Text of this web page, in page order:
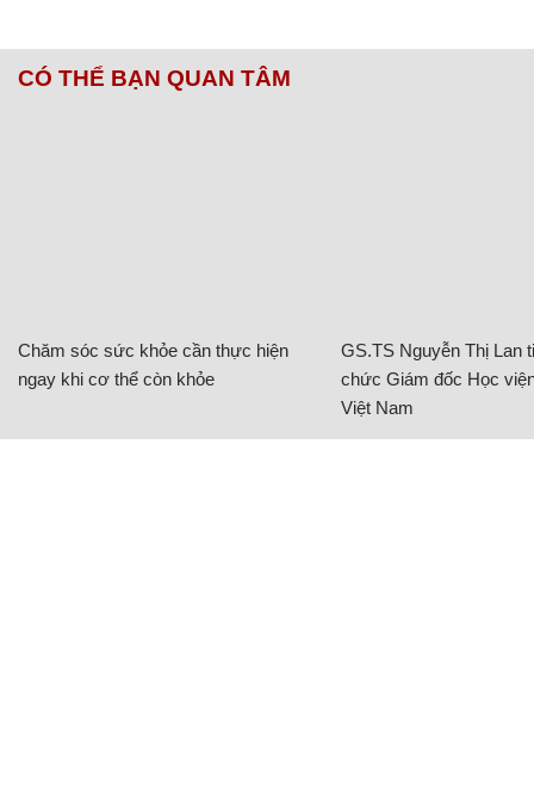
CÓ THỂ BẠN QUAN TÂM
Chăm sóc sức khỏe cần thực hiện
ngay khi cơ thể còn khỏe
GS.TS Nguyễn Thị Lan
chức Giám đốc Học
Việt Nam